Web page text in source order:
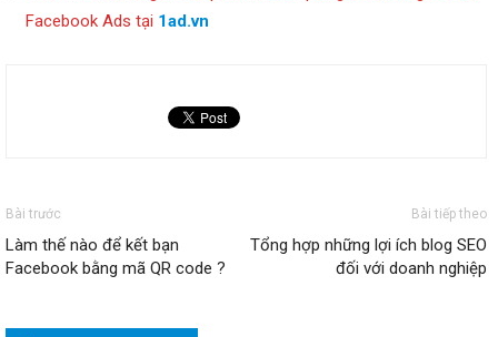
Facebook Ads tại 1ad.vn
Bài trước
Làm thế nào để kết bạn
Facebook bằng mã QR code ?
Bài tiếp theo
Tổng hợp những lợi ích blog SEO
đối với doanh nghiệp